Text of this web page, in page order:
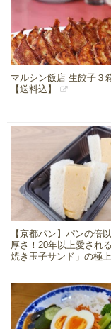
マルシン飯店 生餃子３
【送料込】
【京都パン】パンの倍
厚さ！20年以上愛され
焼き玉子サンド」の極